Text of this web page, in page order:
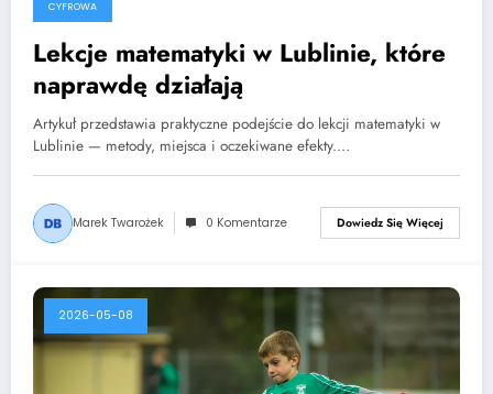
CYFROWA
Lekcje matematyki w Lublinie, które
naprawdę działają
Artykuł przedstawia praktyczne podejście do lekcji matematyki w
Lublinie — metody, miejsca i oczekiwane efekty.…
Marek Twarożek 0 Komentarze Dowiedz Się Więcej
2026-05-08